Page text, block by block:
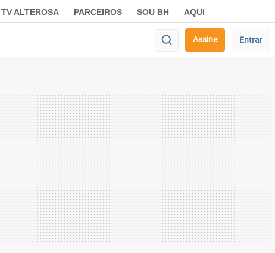
TV ALTEROSA PARCEIROS SOU BH AQUI
Assine Entrar